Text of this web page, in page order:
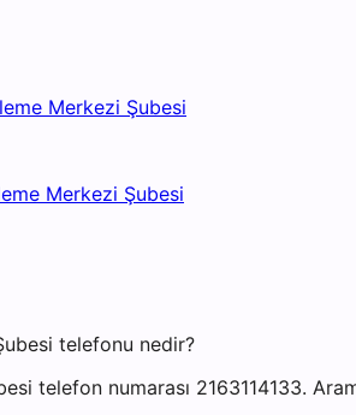
Merkezi Şubesi
Merkezi Şubesi
telefonu nedir?
telefon numarası 2163114133.